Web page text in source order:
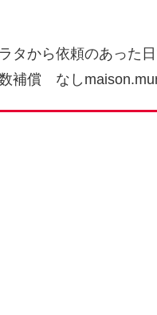
から依頼のあった日
補償 なし